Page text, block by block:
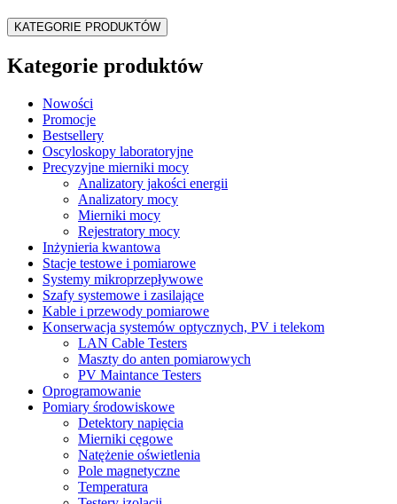
KATEGORIE PRODUKTÓW
Kategorie produktów
Nowości
Promocje
Bestsellery
Oscyloskopy laboratoryjne
Precyzyjne mierniki mocy
Analizatory jakości energii
Analizatory mocy
Mierniki mocy
Rejestratory mocy
Inżynieria kwantowa
Stacje testowe i pomiarowe
Systemy mikroprzepływowe
Szafy systemowe i zasilające
Kable i przewody pomiarowe
Konserwacja systemów optycznych, PV i telekom
LAN Cable Testers
Maszty do anten pomiarowych
PV Maintance Testers
Oprogramowanie
Pomiary środowiskowe
Detektory napięcia
Mierniki cęgowe
Natężenie oświetlenia
Pole magnetyczne
Temperatura